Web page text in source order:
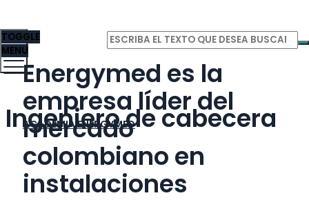
Energymed es la
empresa líder del
mercado
colombiano en
instalaciones
ACADEMIA ENERGYMED
TOGGLE
MENU
Ingeniero de cabecera